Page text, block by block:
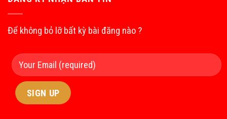
Để không bỏ lỡ bất kỳ bài đăng nào ?